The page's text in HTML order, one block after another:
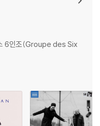
6인조(Groupe des Six